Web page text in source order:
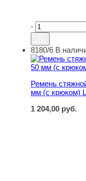
-
Ремень
8180/6 В
Ремень
мм (с крюком)
1 204,00 руб.